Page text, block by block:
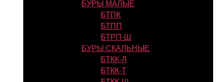
БУРЫ МАЛЫЕ
БТПК
БТПП
БТРП-Ш
БУРЫ СКАЛЬНЫЕ
БТКК-Л
БТКК-Т